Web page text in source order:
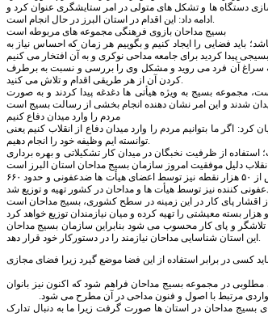
دستگاه ها و تشکل های متولی در امر ستایشگری عنوان کرد و
ادامه داد: این اقدام در استان البرز در حال انجام است.
بسیج مداحان بازوی فرهنگی مجموعه های مربوطه است
باید فضایی را ایجاد کنیم و بگوییم هر زمان که احساس نیاز به
به سراغ آن فرد می روید و مشکل وی را بررسی و نسبت به برطرف
کردن آن از هر طریقی اقدام و تلاش می کنید.
مجموعه بسیج به ویژه هیأتی ها دغدغه پیدا کردند و به صورت
مردم را وارد میدان دفاع کنیم
اگر ما بتوانیم مردم را وارد میدان دفاع از انقلاب کنیم یعنی
توانسته ایم وظیفه خود را انجام دهیم.
از ظرفیت نخبگان در میدان کار تشکیلاتی و بهره برداری
رییس سازمان بسیج مداحان کشور از توزیع حدود ۶ میلیون بسته معیشتی میان نیازمندان از ابتدای شیوع کرونا تاکنون خبر داد و افزود: بیش از ۵۰ هزار نقطه نیز توسط اعضای هیأت ها ضدعفونی و حدود ۶۶۰
اقشار پای کار در این زمینه در سطح کشوری، بسیج مداحان است
تلاشگر و پای کار محسوب می شود بنابراین سازمان بسیج مداحان
این استان شناسایی مداحان نیازمند را در دستورکار خود قرار دهد.
کسی در برابر استفاده از این فضا موضع گیرد زیرا فضای مجازی
در مجموعه بسیج مداحان فراهم شود که اکنون نیز بانوان
مرتبط با اصول و فنون مداحی در آن مطرح می شود.
مداحان در استان ها صورت گرفت زیرا ما به دنبال تدارک